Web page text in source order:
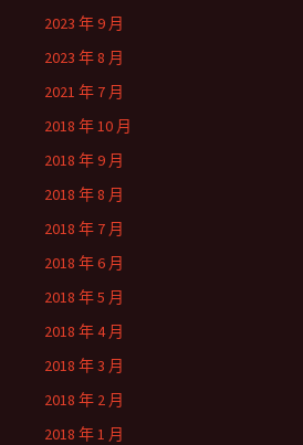
2023 年 9 月
2023 年 8 月
2021 年 7 月
2018 年 10 月
2018 年 9 月
2018 年 8 月
2018 年 7 月
2018 年 6 月
2018 年 5 月
2018 年 4 月
2018 年 3 月
2018 年 2 月
2018 年 1 月